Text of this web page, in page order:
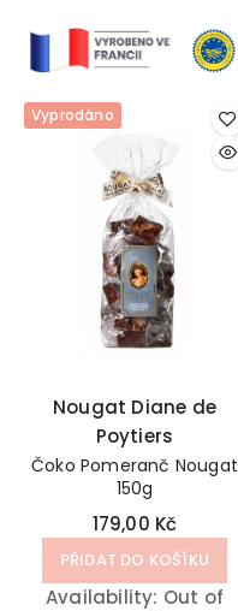
Vyprodáno
Nougat Diane de
Poytiers
Čoko Pomeranč Nougat
150g
179,00 Kč
PŘIDAT DO KOŠÍKU
Availability: Out of